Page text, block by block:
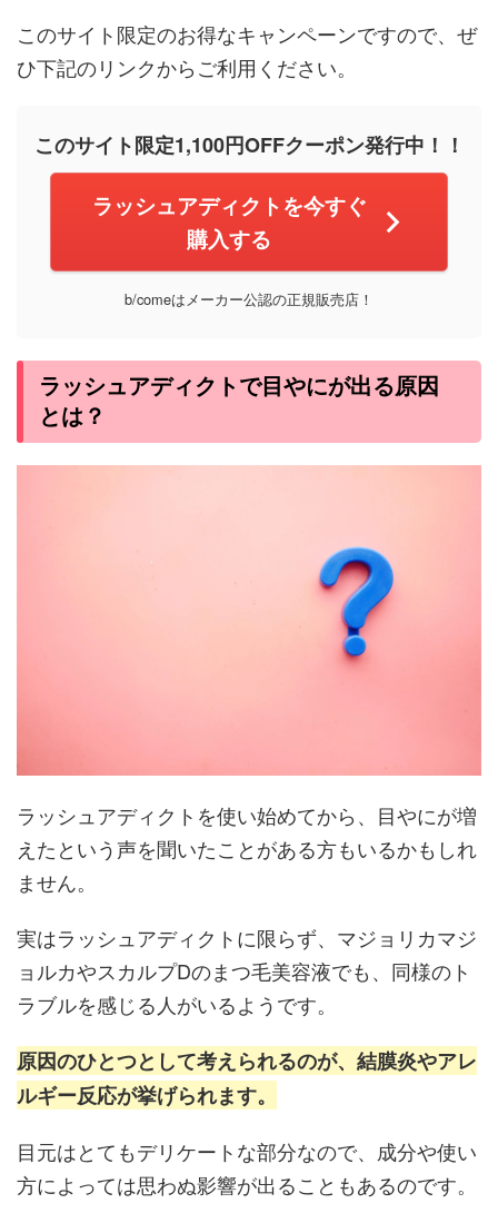
このサイト限定のお得なキャンペーンですので、ぜ
ひ下記のリンクからご利用ください。
このサイト限定1,100円OFFクーポン発行中！！
ラッシュアディクトを今すぐ
購入する
b/comeはメーカー公認の正規販売店！
ラッシュアディクトで目やにが出る原因
とは？
ラッシュアディクトを使い始めてから、目やにが増
えたという声を聞いたことがある方もいるかもしれ
ません。
実はラッシュアディクトに限らず、マジョリカマジ
ョルカやスカルプDのまつ毛美容液でも、同様のト
ラブルを感じる人がいるようです。
原因のひとつとして考えられるのが、結膜炎やアレ
ルギー反応が挙げられます。
目元はとてもデリケートな部分なので、成分や使い
方によっては思わぬ影響が出ることもあるのです。